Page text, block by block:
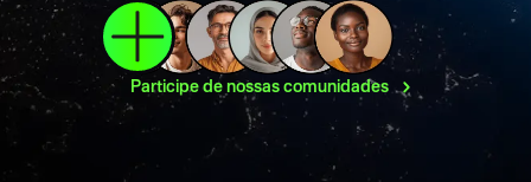
Participe de nossas comunidades